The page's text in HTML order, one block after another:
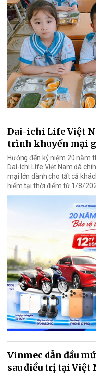
Dai-ichi Life Việt
trình khuyến mại
Hướng đến kỷ niệm 20
Dai-ichi Life Việt Nam đã
mại lớn dành cho tất cả
hiểm tại thời điểm từ 1/8/
Vinmec dẫn đầu
sau điều trị tại Việt